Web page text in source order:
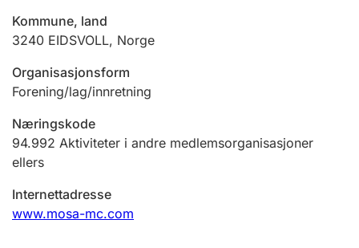
Ektepaktveileder
Kommune, land
3240 EIDSVOLL, Norge
Organisasjonsform
Forening/lag/innretning
Næringskode
94.992 Aktiviteter i andre medlemsorganisasjoner
ellers
Internettadresse
www.mosa-mc.com